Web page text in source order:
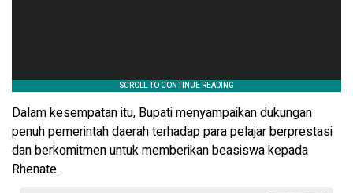
Dalam kesempatan itu, Bupati menyampaikan dukungan
penuh pemerintah daerah terhadap para pelajar berprestasi
dan berkomitmen untuk memberikan beasiswa kepada
Rhenate.